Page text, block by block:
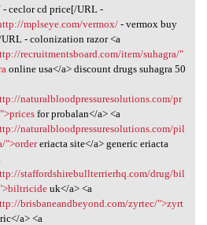
- ceclor cd price[/URL -
mplseye.com/vermox/- vermox buy
- colonization razor <a
recruitmentsboard.com/item/suhagra/"
online usa</a> discount drugs suhagra 50
naturalbloodpressuresolutions.com/pr
for probalan</a> <a
naturalbloodpressuresolutions.com/pil
">ordereriacta site</a> generic eriacta
staffordshirebullterrierhq.com/drug/bil
uk</a> <a
brisbaneandbeyond.com/zyrtec/">zyrt
a> <a